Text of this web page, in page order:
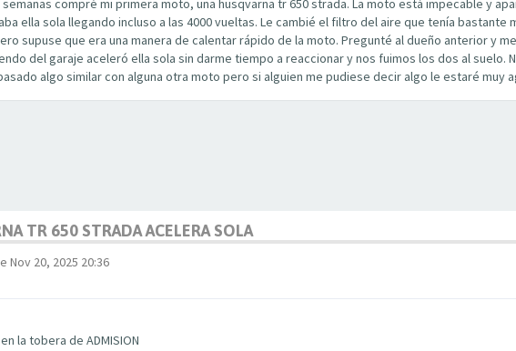
semanas compré mi primera moto, una husqvarna tr 650 strada. La moto está impecable y
ella sola llegando incluso a las 4000 vueltas. Le cambié el filtro del aire que tenía bastante
supuse que era una manera de calentar rápido de la moto. Pregunté al dueño anterior y
del garaje aceleró ella sola sin darme tiempo a reaccionar y nos fuimos los dos al suelo.
algo similar con alguna otra moto pero si alguien me pudiese decir algo le estaré muy
TR 650 STRADA ACELERA SOLA
Nov 20, 2025 20:36
la tobera de ADMISION